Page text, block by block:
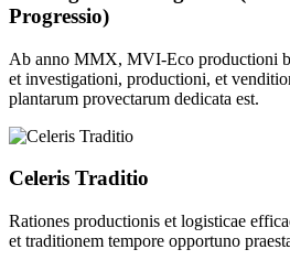
Progressio)
Ab anno MMX, MVI-Eco productioni
et investigationi, productioni, et
plantarum provectarum dedicata est.
Celeris Traditio
Rationes productionis et logisticae
et traditionem tempore opportuno